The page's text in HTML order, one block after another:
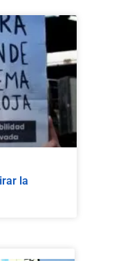
la